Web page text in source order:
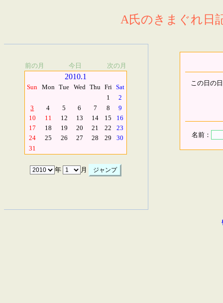
A氏のきまぐれ日
前の月 今日 次の月
2010.1
Sun Mon Tue Wed Thu Fri Sat
1
2
3
4 5 6 7 8
9
10
11 12 13 14 15
16
17
18 19 20 21 22
23
24
25 26 27 28 29
30
31
年 月
この日の
名前：